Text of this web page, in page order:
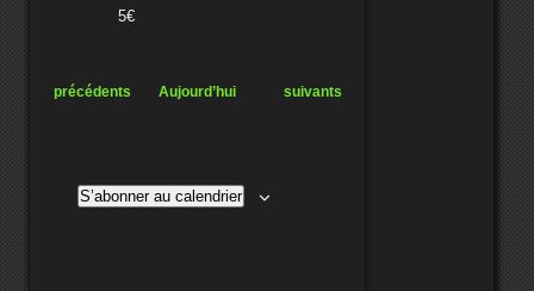
5€
Évènements
précédents Aujourd’hui Évènements
suivants
S’abonner au calendrier